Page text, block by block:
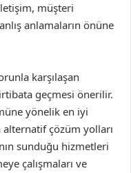
müşteri
anlamaların önüne
karşılaşan
geçmesi önerilir.
yönelik en iyi
çözüm yolları
sunduğu hizmetleri
çalışmaları ve